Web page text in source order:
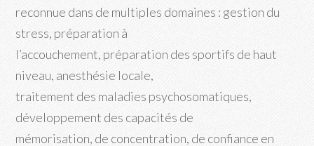
reconnue dans de multiples domaines : gestion du
stress, préparation à
l’accouchement, préparation des sportifs de haut
niveau, anesthésie locale,
traitement des maladies psychosomatiques,
développement des capacités de
mémorisation, de concentration, de confiance en